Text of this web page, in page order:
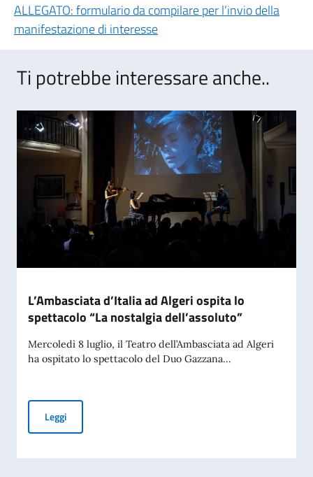
ALLEGATO: formulario da compilare per l’invio della
manifestazione di interesse
Ti potrebbe interessare anche..
L’Ambasciata d’Italia ad Algeri ospita lo
spettacolo “La nostalgia dell’assoluto”
Mercoledì 8 luglio, il Teatro dell’Ambasciata ad Algeri
ha ospitato lo spettacolo del Duo Gazzana...
LeggiL’Ambasciata d’Italia ad Algeri ospita lo spettacolo “La